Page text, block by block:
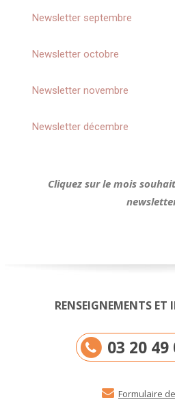
Newsletter septembre
Newsletter octobre
Newsletter novembre
Newsletter décembre
Cliquez sur le mois
RENSEIGNEMENTS ET
03 20 49
Formulaire